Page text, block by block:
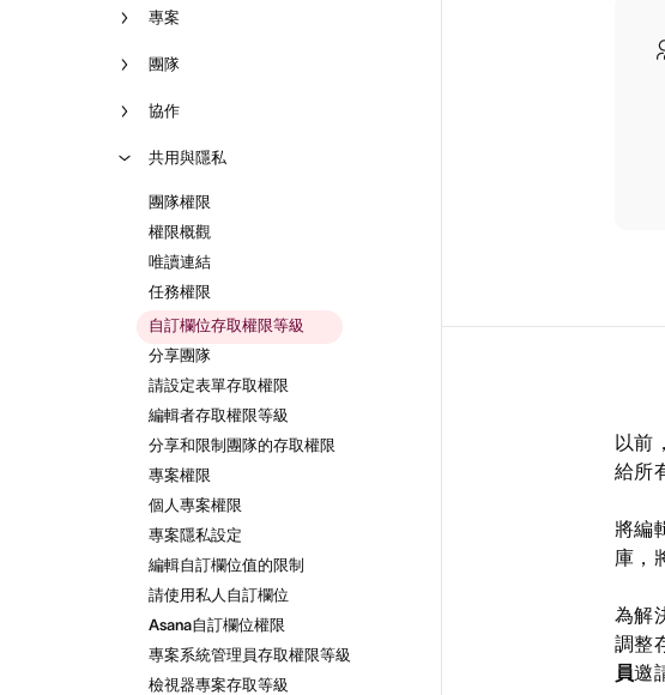
專案
團隊
協作
共用與隱私
團隊權限
權限概觀
唯讀連結
任務權限
自訂欄位存取權限等級
分享團隊
請設定表單存取權限
編輯者存取權限等級
分享和限制團隊的存取權限
專案權限
個人專案權限
專案隱私設定
編輯自訂欄位值的限制
請使用私人自訂欄位
Asana自訂欄位權限
專案系統管理員存取權限等級
檢視器專案存取等級
以前
給所
將編
庫，
為解
調整
員邀